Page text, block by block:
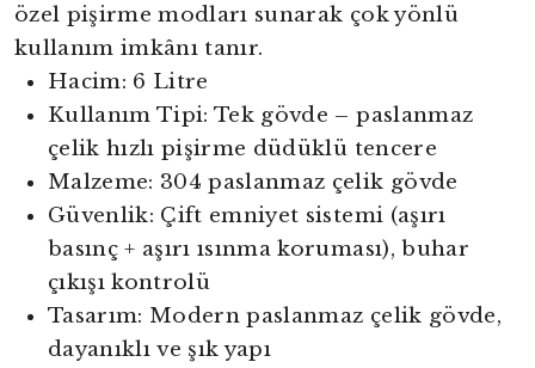
özel pişirme modları sunarak çok yönlü
kullanım imkânı tanır.
Hacim: 6 Litre
Kullanım Tipi: Tek gövde – paslanmaz
çelik hızlı pişirme düdüklü tencere
Malzeme: 304 paslanmaz çelik gövde
Güvenlik: Çift emniyet sistemi (aşırı
basınç + aşırı ısınma koruması), buhar
çıkışı kontrolü
Tasarım: Modern paslanmaz çelik gövde,
dayanıklı ve şık yapı